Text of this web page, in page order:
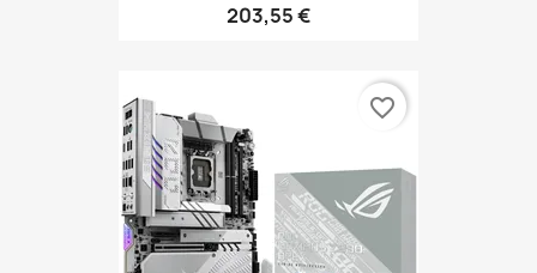
203,55 €
favorite_border